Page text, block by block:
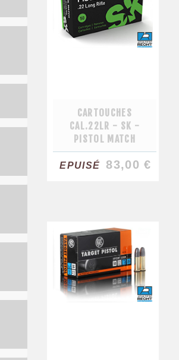
CARTOUCHES
CAL.22LR - SK -
PISTOL MATCH
EPUISÉ 83,00 €